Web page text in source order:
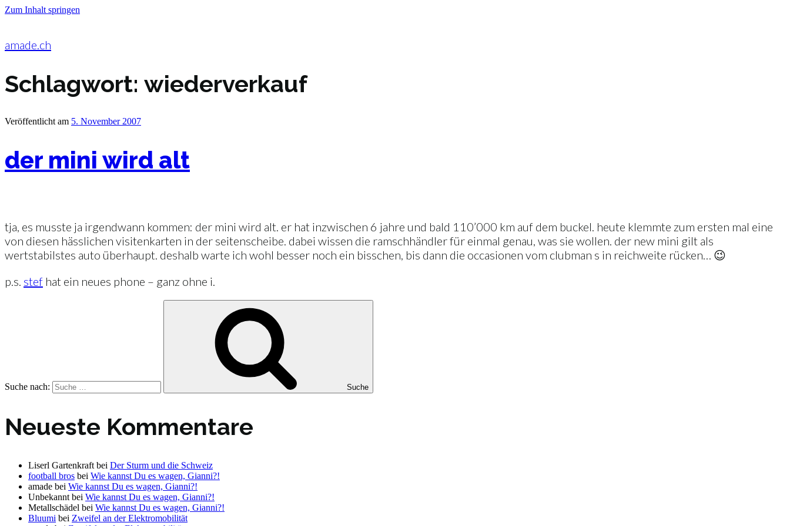
Zum Inhalt springen
amade.ch
Schlagwort: wiederverkauf
Veröffentlicht am 5. November 2007
der mini wird alt
tja, es musste ja irgendwann kommen: der mini wird alt. er hat inzwischen 6 jahre und bald 110’000 km auf dem buckel. heute klemmte zum ersten mal eine
von diesen hässlichen visitenkarten in der seitenscheibe. dabei wissen die ramschhändler für einmal genau, was sie wollen. der new mini gilt als
wertstabilstes auto überhaupt. deshalb warte ich wohl besser noch ein bisschen, bis dann die occasionen vom clubman s in reichweite rücken… 😉
p.s. stef hat ein neues phone – ganz ohne i.
Suche nach: Suche
Neueste Kommentare
Liserl Gartenkraft bei Der Sturm und die Schweiz
football bros bei Wie kannst Du es wagen, Gianni?!
amade bei Wie kannst Du es wagen, Gianni?!
Unbekannt bei Wie kannst Du es wagen, Gianni?!
Metallschädel bei Wie kannst Du es wagen, Gianni?!
Bluumi bei Zweifel an der Elektromobilität